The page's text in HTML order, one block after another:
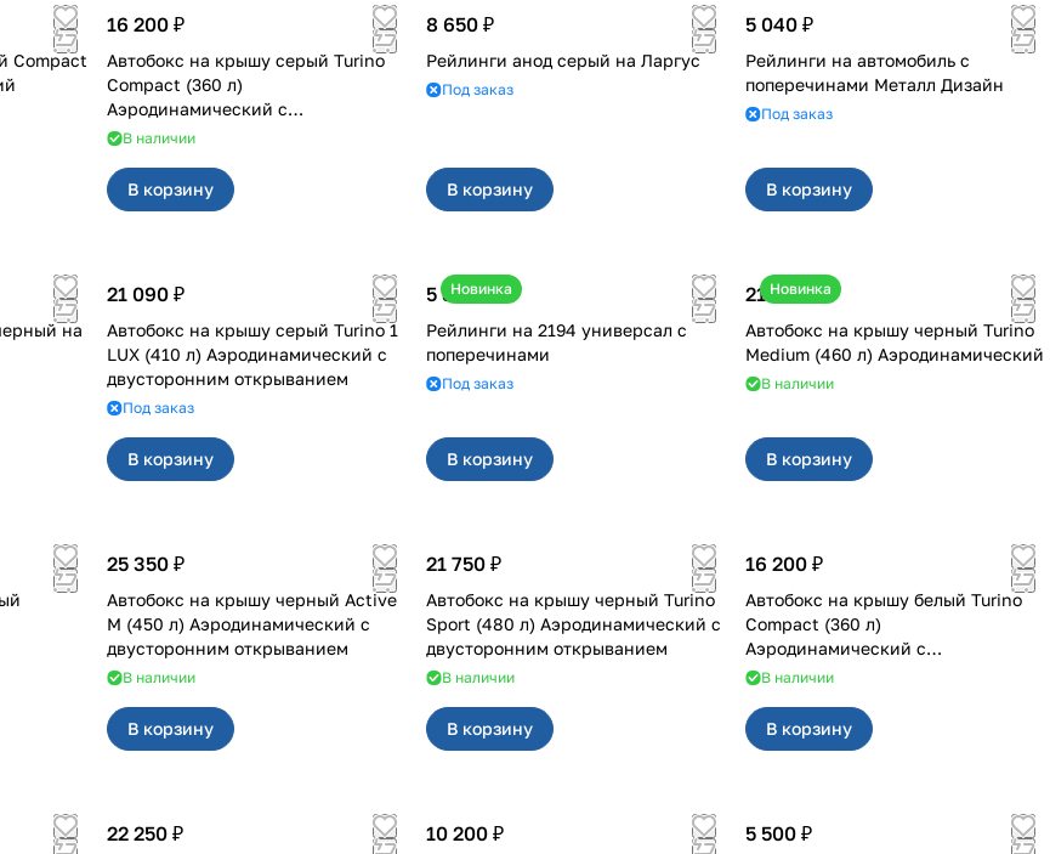
Compact
16 200 ₽
Автобокс на крышу серый Turino
Compact (360 л)
Аэродинамический с
двусторонним открыванием
В наличии
В корзину
8 650 ₽
Рейлинги анод серый на Ларгус
Под заказ
В корзину
5 040 ₽
Рейлинги на автомобиль с
поперечинами Металл Дизайн
Под заказ
В корзину
на
21 090 ₽
Автобокс на крышу серый Turino 1
LUX (410 л) Аэродинамический с
двусторонним открыванием
Под заказ
В корзину
Новинка
5 850 ₽
Рейлинги на 2194 универсал с
поперечинами
Под заказ
В корзину
Новинка
21 000 ₽
Автобокс на крышу черный Turino
Medium (460 л) Аэродинамический
В наличии
В корзину
25 350 ₽
Автобокс на крышу черный Active
M (450 л) Аэродинамический с
двусторонним открыванием
В наличии
В корзину
21 750 ₽
Автобокс на крышу черный Turino
Sport (480 л) Аэродинамический с
двусторонним открыванием
В наличии
В корзину
16 200 ₽
Автобокс на крышу белый Turino
Compact (360 л)
Аэродинамический с
двусторонним открыванием
В наличии
В корзину
22 250 ₽ 10 200 ₽ 5 500 ₽